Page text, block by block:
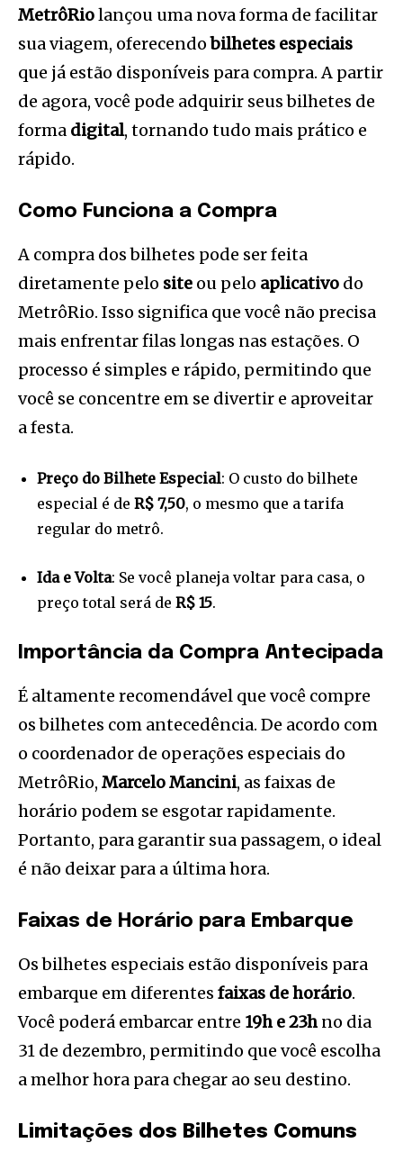
MetrôRiolançou uma nova forma de facilitar
sua viagem, oferecendobilhetes especiais
que já estão disponíveis para compra. A partir
de agora, você pode adquirir seus bilhetes de
forma digital, tornando tudo mais prático e
rápido.
Como Funciona a Compra
A compra dos bilhetes pode ser feita
diretamente pelo site ou pelo aplicativo do
MetrôRio. Isso significa que você não precisa
mais enfrentar filas longas nas estações. O
processo é simples e rápido, permitindo que
você se concentre em se divertir e aproveitar
a festa.
Preço do Bilhete Especial: O custo do bilhete
especial é de R$ 7,50, o mesmo que a tarifa
regular do metrô.
Ida e Volta: Se você planeja voltar para casa, o
preço total será de R$ 15.
Importância da Compra Antecipada
É altamente recomendável que você compre
os bilhetes com antecedência. De acordo com
o coordenador de operações especiais do
MetrôRio, Marcelo Mancini, as faixas de
horário podem se esgotar rapidamente.
Portanto, para garantir sua passagem, o ideal
é não deixar para a última hora.
Faixas de Horário para Embarque
Os bilhetes especiais estão disponíveis para
embarque em diferentes faixas de horário.
Você poderá embarcar entre 19h e 23hno dia
31 de dezembro, permitindo que você escolha
a melhor hora para chegar ao seu destino.
Limitações dos Bilhetes Comuns